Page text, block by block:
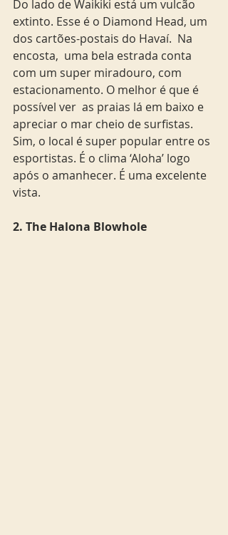
Do lado de Waikiki está um vulcão
extinto. Esse é o Diamond Head, um
dos cartões-postais do Havaí.  Na
encosta,  uma bela estrada conta
com um super miradouro, com
estacionamento. O melhor é que é
possível ver  as praias lá em baixo e
apreciar o mar cheio de surfistas.
Sim, o local é super popular entre os
esportistas. É o clima ‘Aloha’ logo
após o amanhecer. É uma excelente
vista.
2. The Halona Blowhole